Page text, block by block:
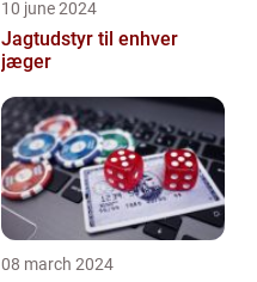
10 june 2024
Jagtudstyr til enhver
jæger
08 march 2024